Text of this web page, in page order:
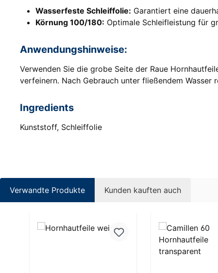
Wasserfeste Schleiffolie: Garantiert eine
Körnung 100/180: Optimale Schleifleistung für
Anwendungshinweise:
Verwenden Sie die grobe Seite der Raue
verfeinern. Nach Gebrauch unter fließendem Wasser
Ingredients
Kunststoff, Schleiffolie
Verwandte Produkte Kunden kauften auch